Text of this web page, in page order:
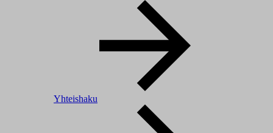
Yhteishaku